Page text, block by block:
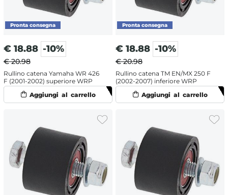
€ 18.88 -10%
€ 20.98
Rullino catena Yamaha WR 426
F (2001-2002) superiore WRP
€ 18.88 -10%
€ 20.98
Rullino catena TM EN/MX 250 F
(2002-2007) inferiore WRP